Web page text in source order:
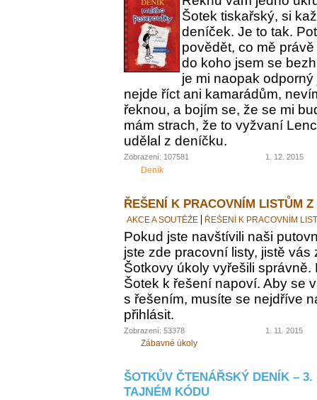
Šotek tiskařský, si
deníček. Je to tak.
povědět, co mě
do koho jsem se
je mi naopak
nejde říct ani kamarádům,
řeknou, a bojím se, že se mi
mám strach, že to vyžvaní
udělal z deníčku.
Zobrazení: 107581 1. 12. 2015
Deník
ŘEŠENÍ K PRACOVNÍM LISTŮM Z
AKCE A SOUTĚŽE ŘEŠENÍ K PRACOVNÍM
Pokud jste navštívili naši
jste zde pracovní listy, jistě vás
Šotkovy úkoly vyřešili
Šotek k řešení napoví. Aby se
s řešením, musíte se nejdříve
přihlásit.
Zobrazení: 53378 1. 11. 2015
Zábavné úkoly
ŠOTKŮV ČTENÁŘSKÝ DENÍK –
TAJNÉM KÓDU